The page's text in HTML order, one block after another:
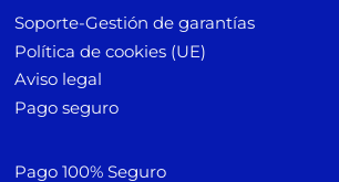
Soporte-Gestión de garantías
Política de cookies (UE)
Aviso legal
Pago seguro
Pago 100% Seguro